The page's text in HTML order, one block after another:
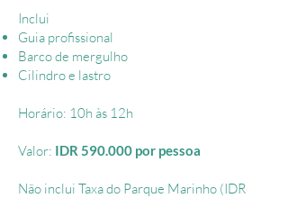
Inclui
Guia profissional
Barco de mergulho
Cilindro e lastro
Horário: 10h às 12h
Valor: IDR 590.000 por pessoa
Não inclui Taxa do Parque Marinho (IDR